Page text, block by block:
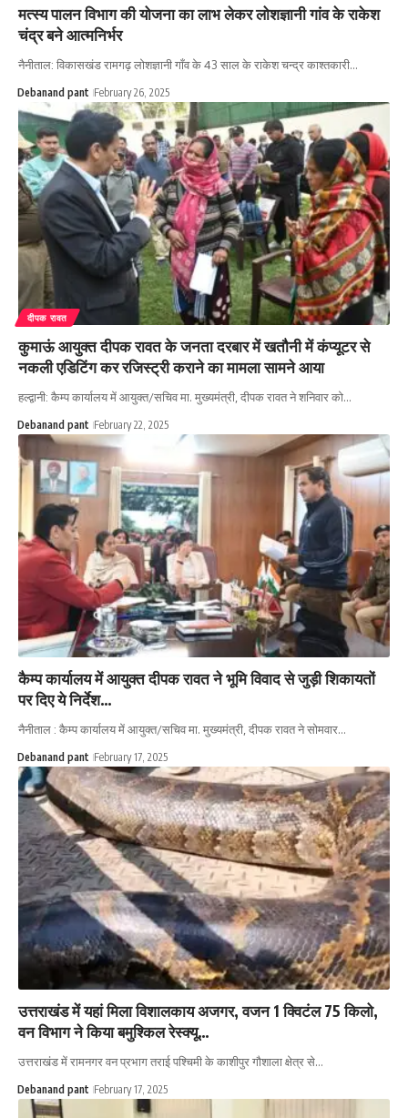
मत्स्य पालन विभाग की योजना का लाभ लेकर लोशज्ञानी गांव के राकेश
चंद्र बने आत्मनिर्भर
नैनीताल: विकासखंड रामगढ़ लोशज्ञानी गाँव के 43 साल के राकेश चन्द्र काश्तकारी…
Debanand pant February 26, 2025
दीपक रावत
कुमाऊं आयुक्त दीपक रावत के जनता दरबार में खतौनी में कंप्यूटर से
नकली एडिटिंग कर रजिस्ट्री कराने का मामला सामने आया
हल्द्वानी: कैम्प कार्यालय में आयुक्त/सचिव मा. मुख्यमंत्री, दीपक रावत ने शनिवार को…
Debanand pant February 22, 2025
कैम्प कार्यालय में आयुक्त दीपक रावत ने भूमि विवाद से जुड़ी शिकायतों
पर दिए ये निर्देश…
नैनीताल : कैम्प कार्यालय में आयुक्त/सचिव मा. मुख्यमंत्री, दीपक रावत ने सोमवार…
Debanand pant February 17, 2025
उत्तराखंड में यहां मिला विशालकाय अजगर, वजन 1 क्विटंल 75 किलो,
वन विभाग ने किया बमुश्किल रेस्क्यू…
उत्तराखंड में रामनगर वन प्रभाग तराई पश्चिमी के काशीपुर गौशाला क्षेत्र से…
Debanand pant February 17, 2025